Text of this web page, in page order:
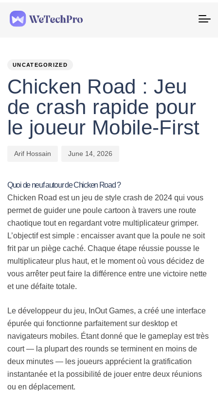
UNCATEGORIZED
Chicken Road : Jeu
de crash rapide pour
le joueur Mobile‑First
Arif Hossain June 14, 2026
Quoi de neuf autour de Chicken Road ?
Chicken Road est un jeu de style crash de 2024 qui vous
permet de guider une poule cartoon à travers une route
chaotique tout en regardant votre multiplicateur grimper.
L’objectif est simple : encaisser avant que la poule ne soit
frit par un piège caché. Chaque étape réussie pousse le
multiplicateur plus haut, et le moment où vous décidez de
vous arrêter peut faire la différence entre une victoire nette
et une défaite totale.
Le développeur du jeu, InOut Games, a créé une interface
épurée qui fonctionne parfaitement sur desktop et
navigateurs mobiles. Étant donné que le gameplay est très
court — la plupart des rounds se terminent en moins de
deux minutes — les joueurs apprécient la gratification
instantanée et la possibilité de jouer entre deux réunions
ou en déplacement.